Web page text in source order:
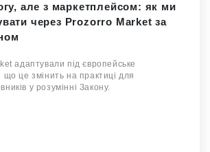
але з маркетплейсом: як ми
через Prozorro Market за
адаптували під європейське
що це змінить на практиці для
у розумінні Закону.